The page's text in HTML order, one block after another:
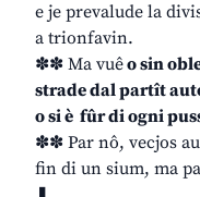
e je prevalude la
a trionfavin.
✽✽ Ma vuêo sin
strade dal partît
o si è fûr di ogni
✽✽ Par nô, vecjos
fin di un sium, ma